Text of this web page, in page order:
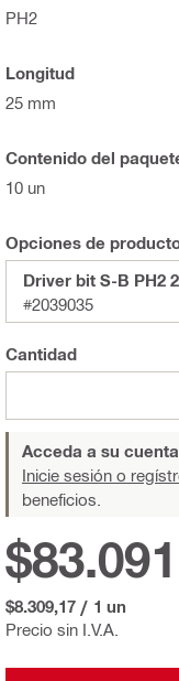
PH2
Longitud
25 mm
Contenido del
10 un
Opciones de
Driver bit S-B PH2
#2039035
Cantidad
Acceda a su
Inicie sesión o
beneficios.
Precio sin I.V.A.
$8.309,17 / 1 un